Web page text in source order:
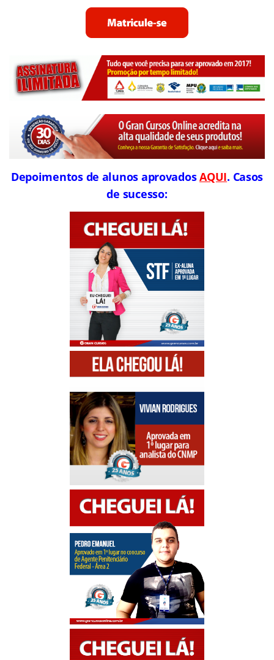
Depoimentos de alunos aprovadosAQUI. Casos
de sucesso: